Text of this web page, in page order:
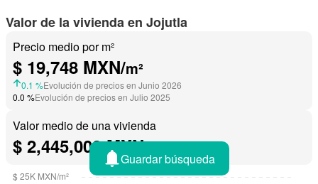
Valor de la vivienda en Jojutla
Precio medio por m²
$ 19,748 MXN/m²
0.1 %Evolución de precios en Junio 2026
0.0 %Evolución de precios en Julio 2025
Valor medio de una vivienda
$ 2,445,000 MXN
Guardar búsqueda